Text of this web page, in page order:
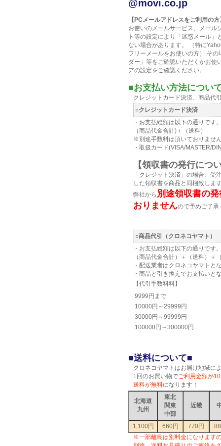
@movi.co.jp
【PCメールアドレスをご利用の方
お使いのメールサービス、メール
ト等の設定により「迷惑メール」
ない場合があります。 （特に
フリーメールをお使いの方） そ
ダー」等をご確認いただくかお使
アの設定をご確認ください。
■お支払い方法につい
クレジットカード決済、商品代
○クレジットカード決済
・お支払総額は以下の通りです
（商品代金合計)＋（送料）
※別途手数料は頂いておりませ
・取扱カード(VISA/MASTER/
【領収書の発行につ
「クレジット決済」の場合、受
した領収書を商品と同梱致しま
弊社から 別途領収書の
おりませんので予めご了承
○商品代引（クロネコヤマト）
・お支払総額は以下の通りです
（商品代金合計）＋（送料）＋
・配送業者はクロネコヤマトと
・商品と引き換えでお支払いと
【代引手数料料】
9999円まで
10000円～29999円
30000円～99999円
100000円～300000円
■送料について■
クロネコヤマトはお届け地域に
1回のお買い物でご利用金額が
送料が無料になります！
北海道
九州
東北
関東
中部
近畿
1,100円 660円 770円
※一部離島は別料金になります